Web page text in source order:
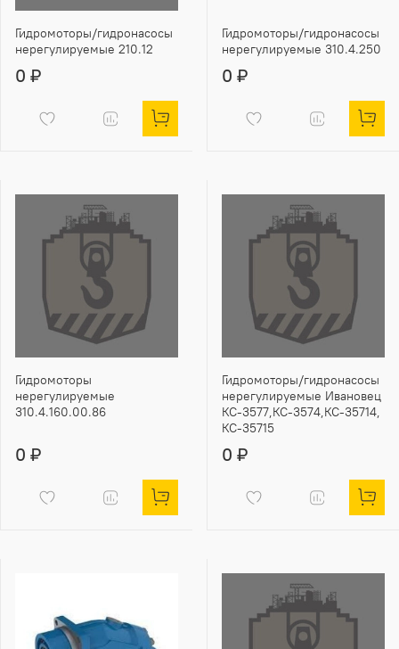
Гидромоторы/гидронасосы
нерегулируемые 210.12
0 ₽
Гидромоторы/гидронасосы
нерегулируемые 310.4.250
0 ₽
Гидромоторы
нерегулируемые
310.4.160.00.86
0 ₽
Гидромоторы/гидронасосы
нерегулируемые Ивановец
КС-3577,КС-3574,КС-35714,
КС-35715
0 ₽